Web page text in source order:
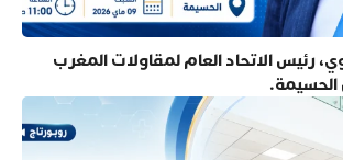
رئيس الاتحاد العام لمقاولات المغرب